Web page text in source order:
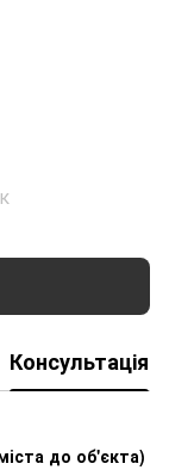
Консультація
до об'єкта)